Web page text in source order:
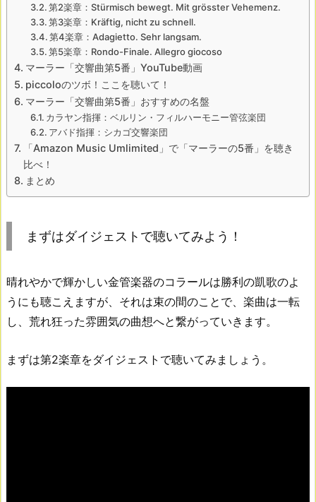
第2楽章：Stürmisch bewegt. Mit grösster Vehemenz.
第3楽章：Kräftig, nicht zu schnell.
第4楽章：Adagietto. Sehr langsam.
第5楽章：Rondo-Finale. Allegro giocoso
マーラー「交響曲第5番」YouTube動画
piccoloのツボ！ここを聴いて！
マーラー「交響曲第5番」おすすめの名盤
カラヤン指揮：ベルリン・フィルハーモニー管弦楽団
アバド指揮：シカゴ交響楽団
「Amazon Music Umlimited」で「マーラーの5番」を聴き
比べ！
まとめ
まずはダイジェストで聴いてみよう！
晴れやかで輝かしい金管楽器のコラールは勝利の凱歌のよ
うにも聴こえますが、それは束の間のことで、楽曲は一転
し、荒れ狂った雰囲気の曲想へと繋がっていきます。
まずは第2楽章をダイジェストで聴いてみましょう。